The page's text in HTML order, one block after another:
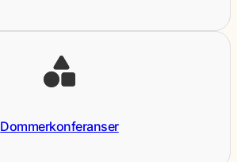
Dommerkonferanser